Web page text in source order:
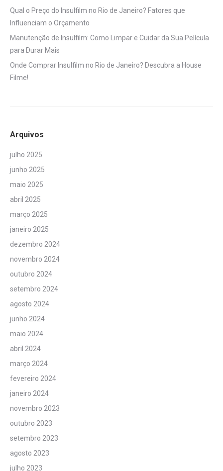
Qual o Preço do Insulfilm no Rio de Janeiro? Fatores que
Influenciam o Orçamento
Manutenção de Insulfilm: Como Limpar e Cuidar da Sua Película
para Durar Mais
Onde Comprar Insulfilm no Rio de Janeiro? Descubra a House
Filme!
Arquivos
julho 2025
junho 2025
maio 2025
abril 2025
março 2025
janeiro 2025
dezembro 2024
novembro 2024
outubro 2024
setembro 2024
agosto 2024
junho 2024
maio 2024
abril 2024
março 2024
fevereiro 2024
janeiro 2024
novembro 2023
outubro 2023
setembro 2023
agosto 2023
julho 2023